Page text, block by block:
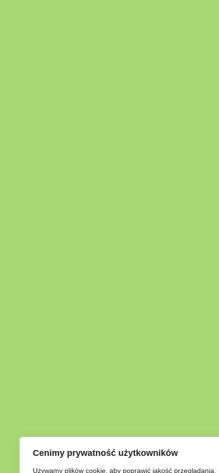
Cenimy prywatność użytkowników
Używamy plików cookie, aby poprawić jakość przeglądania,